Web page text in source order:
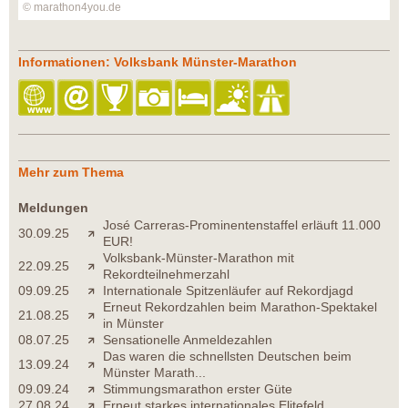
© marathon4you.de
Informationen: Volksbank Münster-Marathon
Mehr zum Thema
Meldungen
30.09.25
José Carreras-Prominentenstaffel erläuft 11.000
EUR!
22.09.25
Volksbank-Münster-Marathon mit
Rekordteilnehmerzahl
09.09.25
Internationale Spitzenläufer auf Rekordjagd
21.08.25
Erneut Rekordzahlen beim Marathon-Spektakel
in Münster
08.07.25
Sensationelle Anmeldezahlen
13.09.24
Das waren die schnellsten Deutschen beim
Münster Marath...
09.09.24
Stimmungsmarathon erster Güte